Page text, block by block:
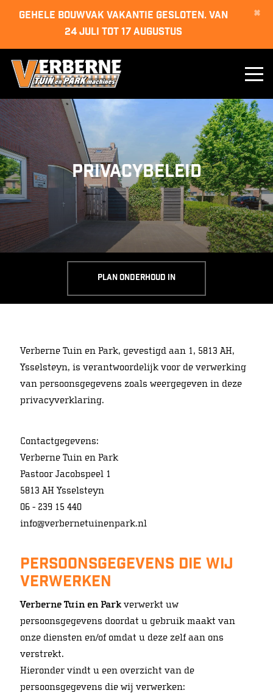
×
GEHELE BOUWVAK VAKANTIE GESLOTEN. van
24 juli tot 17 augustus
Privacybeleid
Plan onderhoud in
Verberne Tuin en Park, gevestigd aan 1, 5813 AH,
Ysselsteyn, is verantwoordelijk voor de verwerking
van persoonsgegevens zoals weergegeven in deze
privacyverklaring.
Contactgegevens:
Verberne Tuin en Park
Pastoor Jacobspeel 1
5813 AH Ysselsteyn
06 - 239 15 440
info@verbernetuinenpark.nl
Persoonsgegevens die wij
verwerken
Verberne Tuin en Parkverwerkt uw
persoonsgegevens doordat u gebruik maakt van
onze diensten en/of omdat u deze zelf aan ons
verstrekt.
Hieronder vindt u een overzicht van de
persoonsgegevens die wij verwerken: